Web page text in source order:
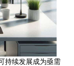
持续发展成为亟需